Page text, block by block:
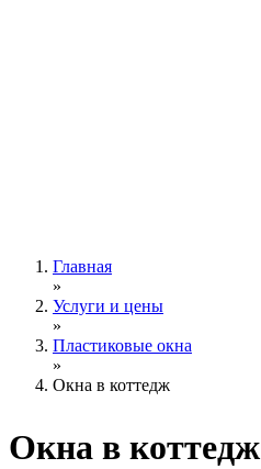
Главная
»
Услуги и цены
»
Пластиковые окна
»
Окна в коттедж
Окна в коттедж